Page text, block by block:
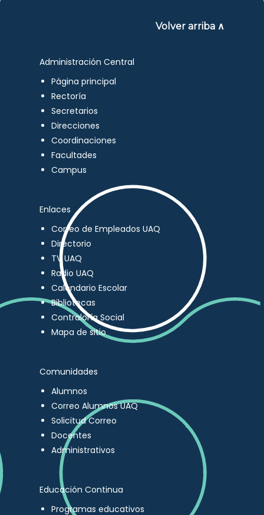
Volver arriba ∧
Administración Central
Página principal
Rectoría
Secretarios
Direcciones
Coordinaciones
Facultades
Campus
Enlaces
Correo de Empleados UAQ
Directorio
TV UAQ
Radio UAQ
Calendario Escolar
Bibliotecas
Contraloría Social
Mapa de sitio
Comunidades
Alumnos
Correo Alumnos UAQ
Solicitud Correo
Docentes
Administrativos
Educación Continua
Programas educativos